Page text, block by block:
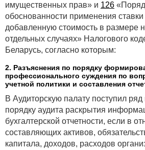
имущественных прав» и 126
обоснованности применения ставки
добавленную стоимость в размере
отдельных случаях» Налогового
Беларусь, согласно которым:
2. Разъяснения по порядку
профессионального суждения по
учетной политики и составления
В Аудиторскую палату поступил
порядку аудита раскрытия
бухгалтерской отчетности, если в
составляющих активов,
капитала, доходов, расходов